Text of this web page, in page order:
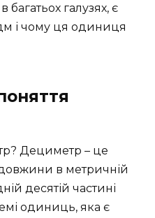
багатьох галузях, є
і чому ця одиниця
Дециметр – це
в метричній
десятій частині
одиниць, яка є